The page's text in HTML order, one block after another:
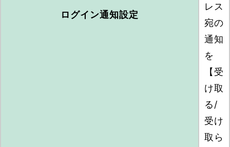
ログイン通知設定
レス
宛の
通知
を
【受
け取
る/
受け
取ら